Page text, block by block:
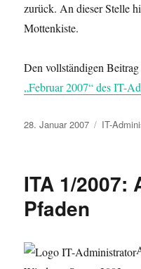
zurück. An dieser Stelle
Mottenkiste.
Den vollständigen
„Februar 2007“ des IT-
Veröffentlicht
28. Januar 2007 IT-
ITA 1/2007:
Pfaden